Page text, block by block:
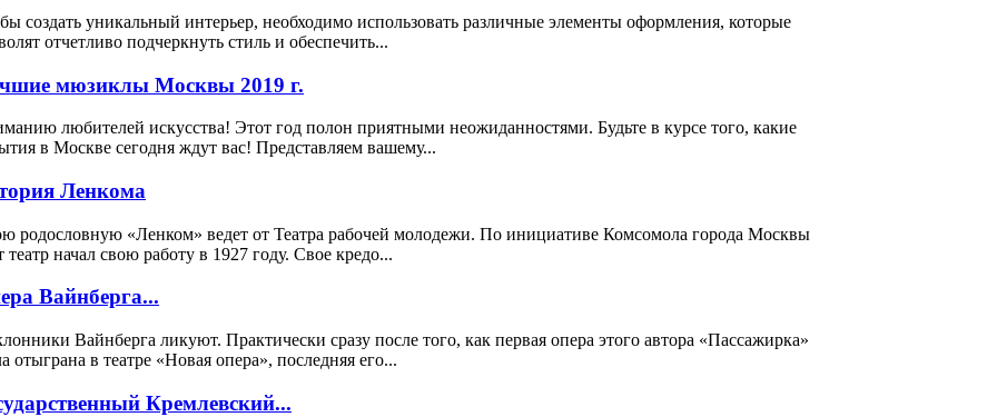
создать уникальный интерьер, необходимо использовать различные элементы оформления, которые
отчетливо подчеркнуть стиль и обеспечить...
мюзиклы Москвы 2019 г.
любителей искусства! Этот год полон приятными неожиданностями. Будьте в курсе того, какие
в Москве сегодня ждут вас! Представляем вашему...
Ленкома
родословную «Ленком» ведет от Театра рабочей молодежи. По инициативе Комсомола города Москвы
театр начал свою работу в 1927 году. Свое кредо...
Вайнберга...
Вайнберга ликуют. Практически сразу после того, как первая опера этого автора «Пассажирка»
отыграна в театре «Новая опера», последняя его...
Кремлевский...